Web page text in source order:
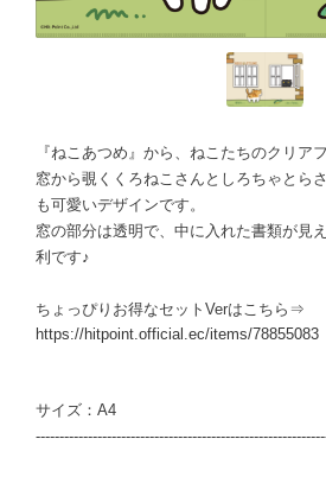
『ねこあつめ』から、ねこたちのクリア
窓から覗くくろねこさんとしろちゃとら
も可愛いデザインです。
窓の部分は透明で、中に入れた書類が見
利です♪
ちょっぴりお得なセットVerはこちら⇒
https://hitpoint.official.ec/items/78855083
サイズ：A4